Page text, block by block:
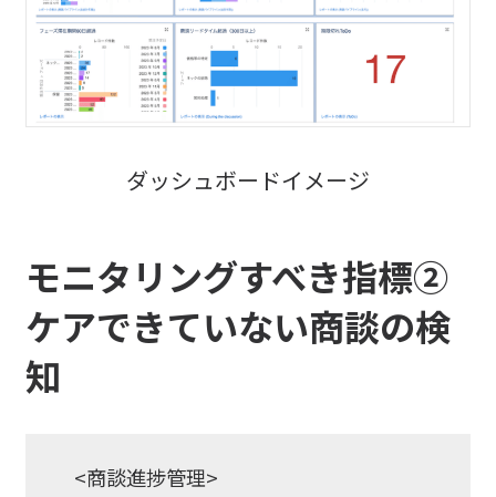
ダッシュボードイメージ
モニタリングすべき指標②
ケアできていない商談の検
知
<商談進捗管理>